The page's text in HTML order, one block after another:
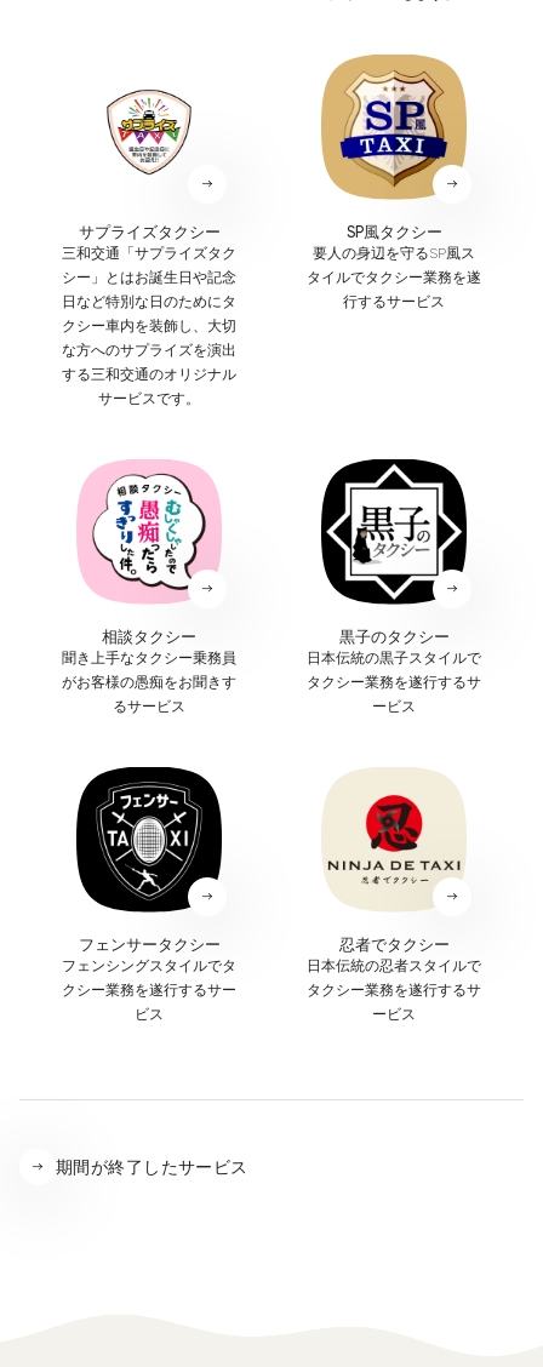
サプライズタクシー
三和交通「サプライズタク
シー」とはお誕生日や記念
日など特別な日のためにタ
クシー車内を装飾し、大切
な方へのサプライズを演出
する三和交通のオリジナル
サービスです。
SP風タクシー
要人の身辺を守るSP風ス
タイルでタクシー業務を遂
行するサービス
相談タクシー
聞き上手なタクシー乗務員
がお客様の愚痴をお聞きす
るサービス
黒子のタクシー
日本伝統の黒子スタイルで
タクシー業務を遂行するサ
ービス
フェンサータクシー
フェンシングスタイルでタ
クシー業務を遂行するサー
ビス
忍者でタクシー
日本伝統の忍者スタイルで
タクシー業務を遂行するサ
ービス
期間が終了したサービス